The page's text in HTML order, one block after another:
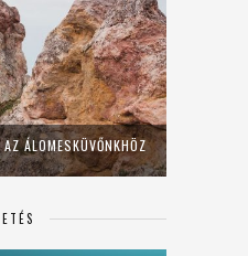
ÁLOMESKÜVŐNKHÖZ